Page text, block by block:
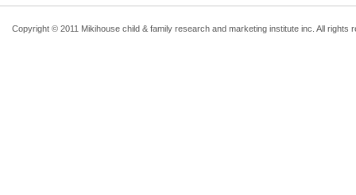
Copyright © 2011 Mikihouse child & family research and marketing institute inc. All rights